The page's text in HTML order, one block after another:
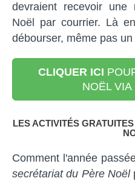
devraient recevoir une
Noël par courrier. Là
débourser, même pas
CLIQUER ICI
NOËL
LES ACTIVITÉS
Comment l'année
secrétariat du Père Noël